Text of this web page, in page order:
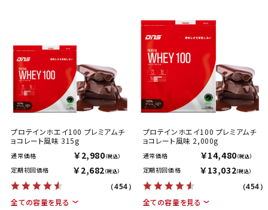
プロテインホエイ100 プレミアムチ
ョコレート風味 315g
通常価格 ￥2,980（税込）
定期初回価格 ￥2,682（税込）
（454）
全ての容量を見る
プロテインホエイ100 プレミアムチ
ョコレート風味 2,000g
通常価格 ￥14,480（税込）
定期初回価格 ￥13,032（税込）
（454）
全ての容量を見る